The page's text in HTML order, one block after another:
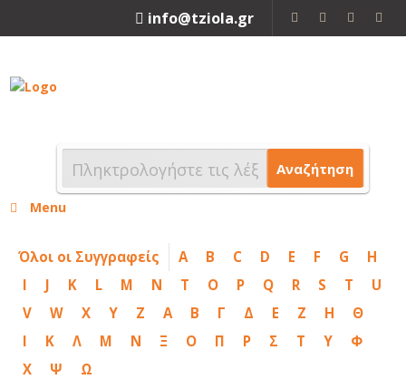
info@tziola.gr
Αναζήτηση
Menu
Όλοι οι Συγγραφείς A B C D E F G
H
I
J K L M N T O P Q R S T
U
V
W X Y Z Α Β Γ Δ Ε Ζ Η
Θ
Ι
Κ Λ Μ Ν Ξ Ο Π Ρ Σ Τ Υ
Φ
Χ
Ψ Ω